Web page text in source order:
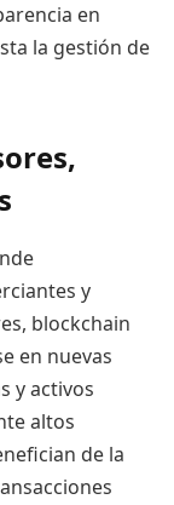
en
la gestión de
y
blockchain
en nuevas
y activos
altos
de la